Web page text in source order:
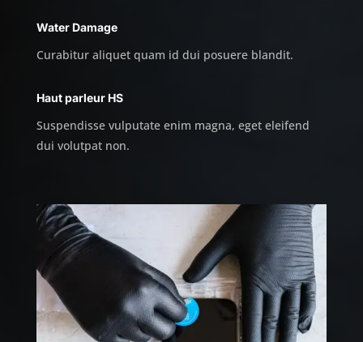
Water Damage
Curabitur aliquet quam id dui posuere blandit.
Haut parleur HS
Suspendisse vulputate enim magna, eget eleifend
dui volutpat non.